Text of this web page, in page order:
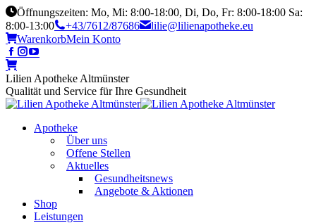
Öffnungszeiten: Mo, Mi: 8:00-18:00, Di, Do, Fr: 8:00-18:00 Sa:
8:00-13:00
+43/7612/87686
lilie@lilienapotheke.eu
WarenkorbMein Konto
Lilien Apotheke Altmünster
Qualität und Service für Ihre Gesundheit
Apotheke
Über uns
Offene Stellen
Aktuelles
Gesundheitsnews
Angebote & Aktionen
Shop
Leistungen